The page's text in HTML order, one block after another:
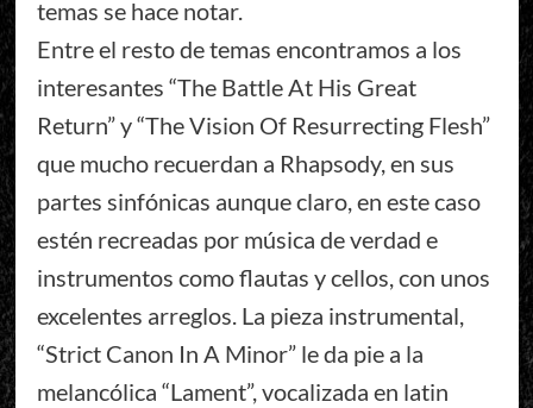
temas se hace notar.
Entre el resto de temas encontramos a los
interesantes “The Battle At His Great
Return” y “The Vision Of Resurrecting Flesh”
que mucho recuerdan a Rhapsody, en sus
partes sinfónicas aunque claro, en este caso
estén recreadas por música de verdad e
instrumentos como flautas y cellos, con unos
excelentes arreglos. La pieza instrumental,
“Strict Canon In A Minor” le da pie a la
melancólica “Lament”, vocalizada en latin